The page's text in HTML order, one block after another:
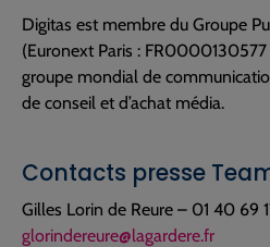
Digitas est membre du Groupe
(Euronext Paris : FR0000130577
groupe mondial de
de conseil et d’achat média.
Contacts presse
Gilles Lorin de Reure – 01 40 69
glorindereure@lagardere.fr